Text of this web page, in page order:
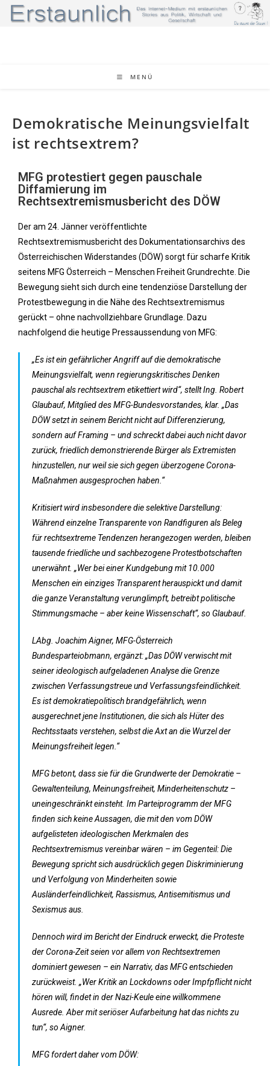
MENÜ
Demokratische Meinungsvielfalt
ist rechtsextrem?
MFG protestiert gegen pauschale
Diffamierung im
Rechtsextremismusbericht des DÖW
Der am 24. Jänner veröffentlichte
Rechtsextremismusbericht des Dokumentationsarchivs des
Österreichischen Widerstandes (DÖW) sorgt für scharfe Kritik
seitens MFG Österreich – Menschen Freiheit Grundrechte. Die
Bewegung sieht sich durch eine tendenziöse Darstellung der
Protestbewegung in die Nähe des Rechtsextremismus
gerückt – ohne nachvollziehbare Grundlage. Dazu
nachfolgend die heutige Pressaussendung von MFG:
„Es ist ein gefährlicher Angriff auf die demokratische
Meinungsvielfalt, wenn regierungskritisches Denken
pauschal als rechtsextrem etikettiert wird“, stellt Ing. Robert
Glaubauf, Mitglied des MFG-Bundesvorstandes, klar. „Das
DÖW setzt in seinem Bericht nicht auf Differenzierung,
sondern auf Framing – und schreckt dabei auch nicht davor
zurück, friedlich demonstrierende Bürger als Extremisten
hinzustellen, nur weil sie sich gegen überzogene Corona-
Maßnahmen ausgesprochen haben.“
Kritisiert wird insbesondere die selektive Darstellung:
Während einzelne Transparente von Randfiguren als Beleg
für rechtsextreme Tendenzen herangezogen werden, bleiben
tausende friedliche und sachbezogene Protestbotschaften
unerwähnt. „Wer bei einer Kundgebung mit 10.000
Menschen ein einziges Transparent herauspickt und damit
die ganze Veranstaltung verunglimpft, betreibt politische
Stimmungsmache – aber keine Wissenschaft“, so Glaubauf.
LAbg. Joachim Aigner, MFG-Österreich
Bundesparteiobmann, ergänzt: „Das DÖW verwischt mit
seiner ideologisch aufgeladenen Analyse die Grenze
zwischen Verfassungstreue und Verfassungsfeindlichkeit.
Es ist demokratiepolitisch brandgefährlich, wenn
ausgerechnet jene Institutionen, die sich als Hüter des
Rechtsstaats verstehen, selbst die Axt an die Wurzel der
Meinungsfreiheit legen.“
MFG betont, dass sie für die Grundwerte der Demokratie –
Gewaltenteilung, Meinungsfreiheit, Minderheitenschutz –
uneingeschränkt einsteht. Im Parteiprogramm der MFG
finden sich keine Aussagen, die mit den vom DÖW
aufgelisteten ideologischen Merkmalen des
Rechtsextremismus vereinbar wären – im Gegenteil: Die
Bewegung spricht sich ausdrücklich gegen Diskriminierung
und Verfolgung von Minderheiten sowie
Ausländerfeindlichkeit, Rassismus, Antisemitismus und
Sexismus aus.
Dennoch wird im Bericht der Eindruck erweckt, die Proteste
der Corona-Zeit seien vor allem von Rechtsextremen
dominiert gewesen – ein Narrativ, das MFG entschieden
zurückweist. „Wer Kritik an Lockdowns oder Impfpflicht nicht
hören will, findet in der Nazi-Keule eine willkommene
Ausrede. Aber mit seriöser Aufarbeitung hat das nichts zu
tun“, so Aigner.
MFG fordert daher vom DÖW: